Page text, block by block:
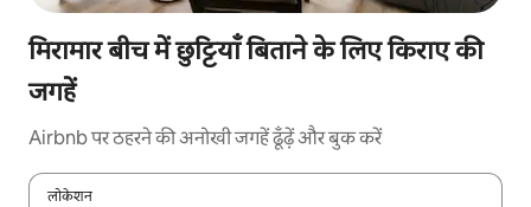
मिरामार बीच में छुट्टियाँ बिताने के लिए किराए की
जगहें
Airbnb पर ठहरने की अनोखी जगहें ढूँढ़ें और बुक करें
लोकेशन